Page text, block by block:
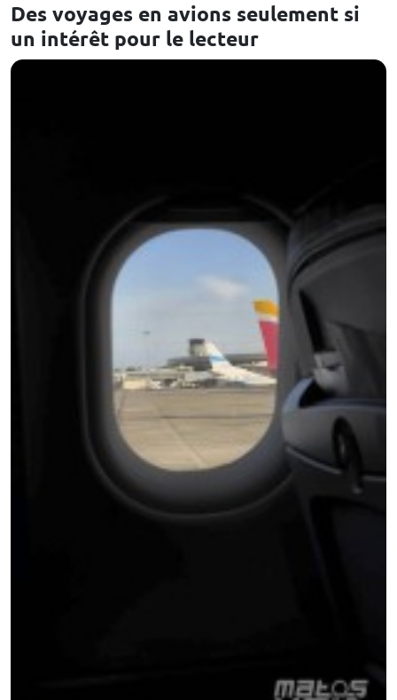
Des voyages en avions seulement si
un intérêt pour le lecteur